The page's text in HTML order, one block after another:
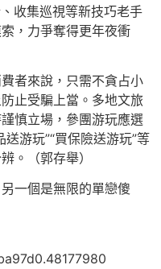
收集巡視等新技巧老手
，力爭奪得更年夜衝
者來說，只需不貪占小
止受騙上當。多地文旅
慎立場，參團游玩應選
游玩”“買保險送游玩”等
。（郭存舉）
一個是無限的單戀傻